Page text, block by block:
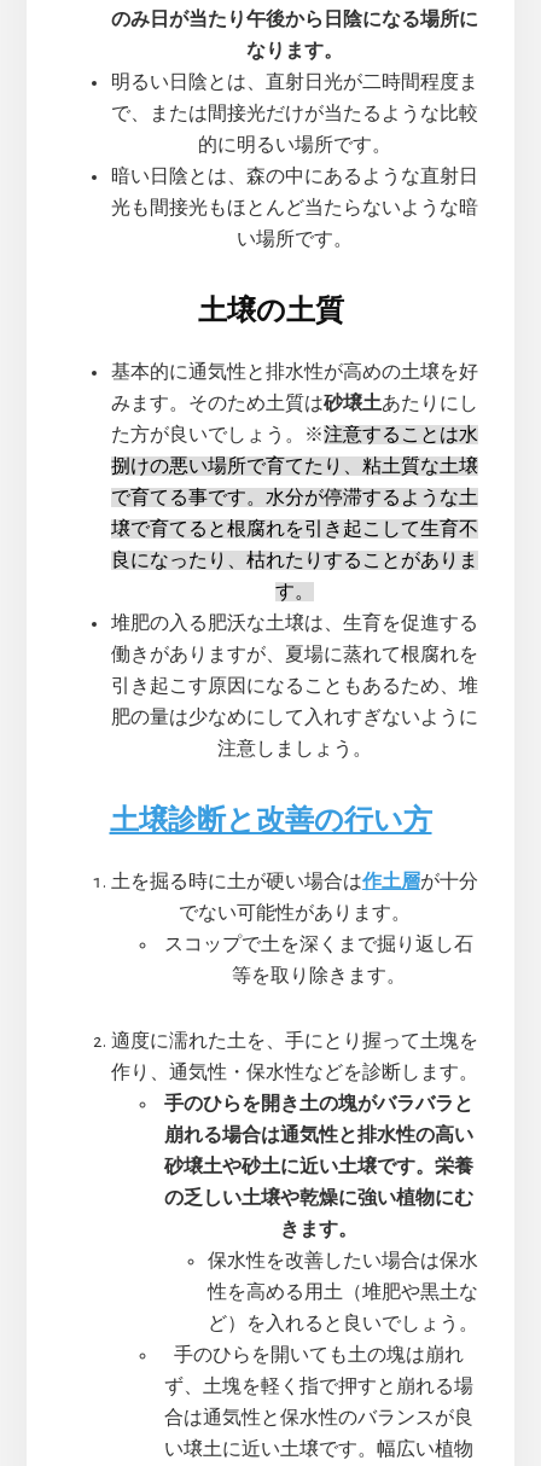
のみ日が当たり午後から日陰になる場所に
なります。
明るい日陰とは、直射日光が二時間程度ま
で、または間接光だけが当たるような比較
的に明るい場所です。
暗い日陰とは、森の中にあるような直射日
光も間接光もほとんど当たらないような暗
い場所です。
土壌の土質
基本的に通気性と排水性が高めの土壌を好
みます。そのため土質は砂壌土あたりにし
た方が良いでしょう。※注意することは水
捌けの悪い場所で育てたり、粘土質な土壌
で育てる事です。水分が停滞するような土
壌で育てると根腐れを引き起こして生育不
良になったり、枯れたりすることがありま
す。
堆肥の入る肥沃な土壌は、生育を促進する
働きがありますが、夏場に蒸れて根腐れを
引き起こす原因になることもあるため、堆
肥の量は少なめにして入れすぎないように
注意しましょう。
土壌診断と改善の行い方
土を掘る時に土が硬い場合は作土層が十分
でない可能性があります。
スコップで土を深くまで掘り返し石
等を取り除きます。
適度に濡れた土を、手にとり握って土塊を
作り、通気性・保水性などを診断します。
手のひらを開き土の塊がバラバラと
崩れる場合は通気性と排水性の高い
砂壌土や砂土に近い土壌です。栄養
の乏しい土壌や乾燥に強い植物にむ
きます。
保水性を改善したい場合は保水
性を高める用土（堆肥や黒土な
ど）を入れると良いでしょう。
手のひらを開いても土の塊は崩れ
ず、土塊を軽く指で押すと崩れる場
合は通気性と保水性のバランスが良
い壌土に近い土壌です。幅広い植物